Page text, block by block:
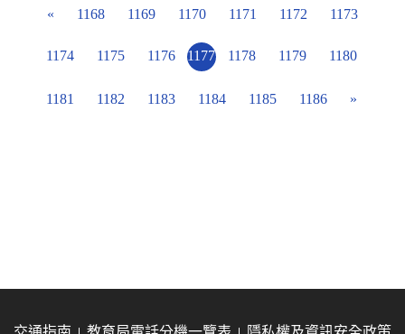
« 1168 1169 1170 1171 1172 1173
1174 1175 1176 1177 1178 1179 1180
1181 1182 1183 1184 1185 1186 »